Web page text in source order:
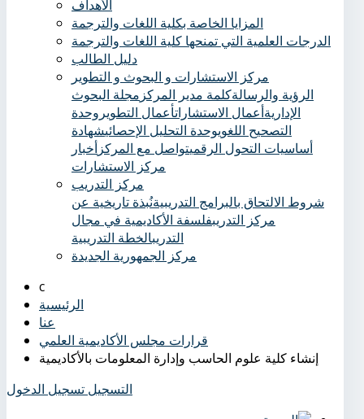
الأهداف
المزايا الخاصة بكلية اللغات والترجمة
الدرجات العلمية التي تمنحها كلية اللغات والترجمة
دليل الطالب
مركز الاستشارات و البحوث و التطوير
الرؤية والرسالةكلمة مدير المركز مجلة البحوث
الإداريةأعمال الاستشاراتأعمال التطوير وحدة
التصحيح اللغويوحدة التحليل الإحصائيشهادة
أساسيات التحول الرقميتواصل مع المركزأخبار
مركز الاستشارات
مركز التدريب
شروط الالتحاق بالبرامج التدريبيةنُبذة تاريخية عن
مركز التدريبفلسفة الأكاديمية في مجال
التدريبالخطة التدريبية
مركز الجمهورية الجديدة
الرئيسية
عنا
قرارات مجلس الأكاديمية العلمي
إنشاء كلية علوم الحاسب وإدارة المعلومات بالأكاديمية
التسجيل تسجيل الدخول